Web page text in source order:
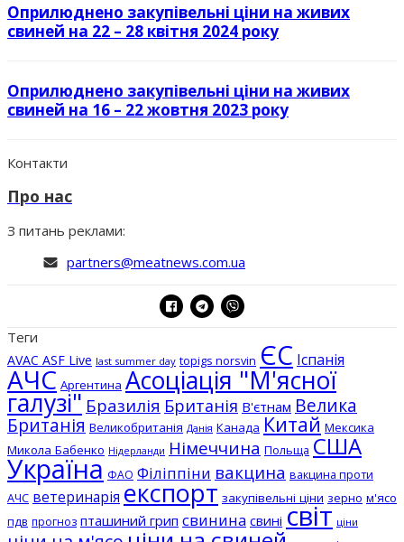
Оприлюднено закупівельні ціни на живих
свиней на 22 – 28 квітня 2024 року
Оприлюднено закупівельні ціни на живих
свиней на 16 – 22 жовтня 2023 року
Контакти
Про нас
З питань реклами:
partners@meatnews.com.ua
Теги
AVAC ASF Live last summer day topigs norsvin ЄС Іспанія
АЧС Аргентина Асоціація "М'ясної
галузі" Бразилія Британія В'єтнам Велика
Британія Великобританія Данія Канада Китай Мексика
Микола Бабенко Нідерланди Німеччина Польща США
Україна ФАО Філіппіни вакцина вакцина проти
АЧС ветеринарія експорт закупівельні ціни зерно м'ясо
пдв прогноз пташиний грип свинина свині світ ціни